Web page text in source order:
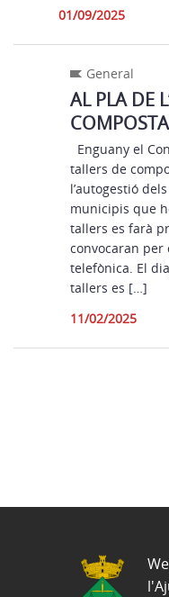
01/09/2025
General
AL PLA DE
Enguany el
tallers de
l’autogestió
municipis que
tallers es farà
convocaran
telefònica. El
tallers es […]
11/02/2025